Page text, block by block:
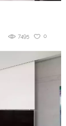
0
7495